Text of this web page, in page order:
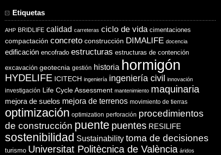
Etiquetas
AHP BRIDLIFE calidad carreteras ciclo de vida cimentaciones
compactación concreto construcción DIMALIFE docencia
edificación encofrado estructuras estructuras de contención
excavación geotecnia gestión historia hormigón
HYDELIFE ICITECH ingeniería ingeniería civil innovación
investigación Life Cycle Assessment mantenimiento maquinaria
mejora de suelos mejora de terrenos movimiento de tierras
optimización optimization perforación procedimientos
de construcción puente puentes RESILIFE
sostenibilidad Sustainability toma de decisiones
turismo Universitat Politècnica de València áridos